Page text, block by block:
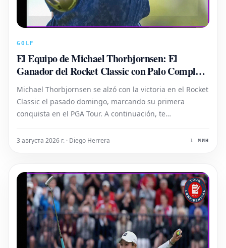
GOLF
El Equipo de Michael Thorbjornsen: El
Ganador del Rocket Classic con Palo Completo
de TaylorMade
Michael Thorbjornsen se alzó con la victoria en el Rocket
Classic el pasado domingo, marcando su primera
conquista en el PGA Tour. A continuación, te
bolsa ganadora.
3 августа 2026 г. · Diego Herrera 1 МИН